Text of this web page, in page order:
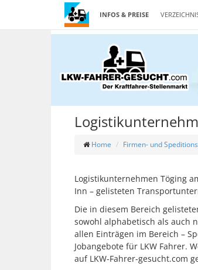
INFOS & PREISE
Home Firmen- und
Logistikunternehmen Töging
Inn – gelisteten
Die in diesem Bereich
sowohl alphabetisch als auch
allen Einträgen im Bereich –
Jobangebote für LKW Fahrer.
auf LKW-Fahrer-gesucht.com